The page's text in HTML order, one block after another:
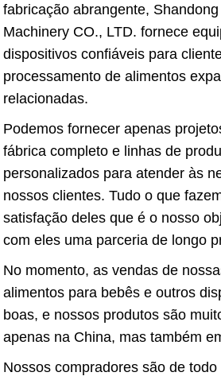
fabricação abrangente,
Machinery CO., LTD. fornece
dispositivos confiáveis ​​para
processamento de alimentos
relacionadas.
Podemos fornecer apenas
fábrica completo e linhas de
personalizados para atender às
nossos clientes. Tudo o que
satisfação deles que é o nosso
com eles uma parceria de longo
No momento, as vendas de
alimentos para bebês e outros
boas, e nossos produtos são
apenas na China, mas também
Nossos compradores são de